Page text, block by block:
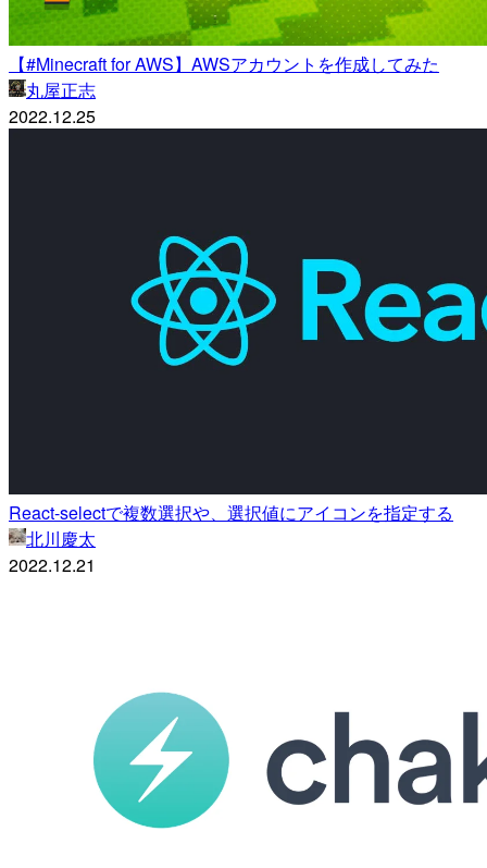
【#Minecraft for AWS】AWSアカウントを作成してみた
丸屋正志
2022.12.25
React-selectで複数選択や、選択値にアイコンを指定する
北川慶太
2022.12.21